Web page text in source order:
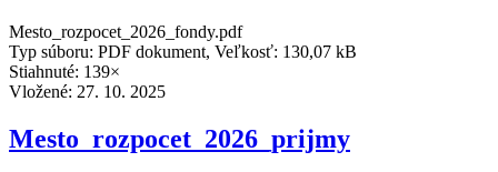
Mesto_rozpocet_2026_fondy.pdf
Typ súboru: PDF dokument, Veľkosť: 130,07 kB
Stiahnuté: 139×
Vložené: 27. 10. 2025
Mesto_rozpocet_2026_prijmy